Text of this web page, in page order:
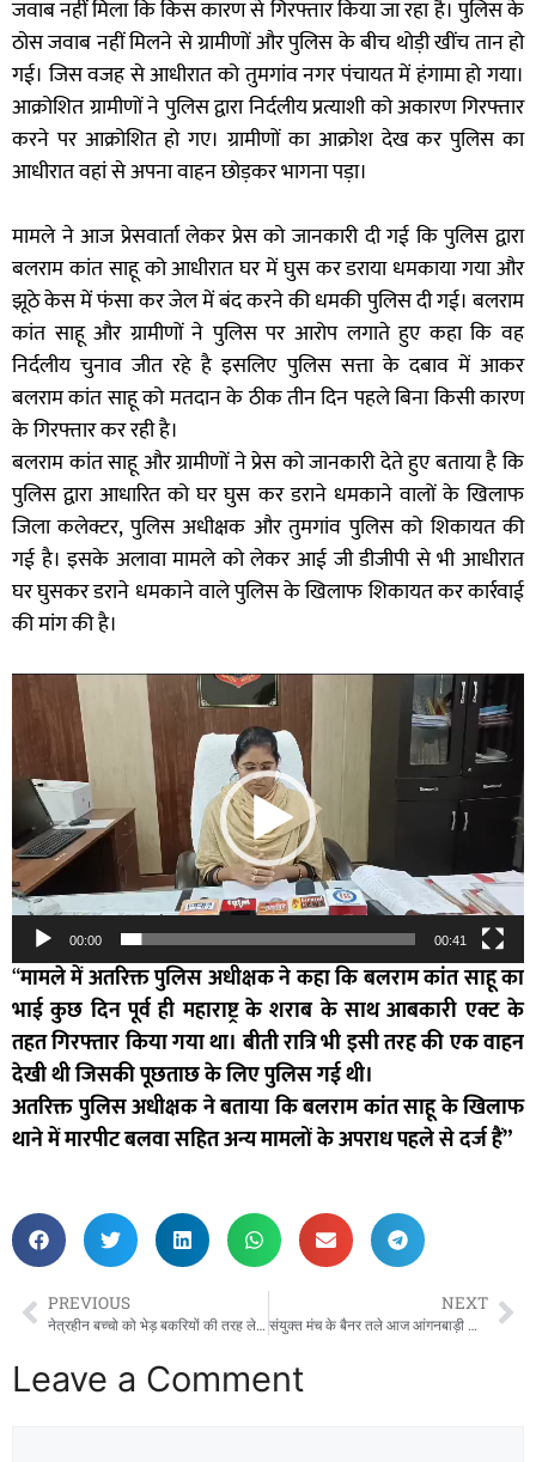
जवाब नहीं मिला कि किस कारण से गिरफ्तार किया जा रहा है। पुलिस के
ठोस जवाब नहीं मिलने से ग्रामीणों और पुलिस के बीच थोड़ी खींच तान हो
गई। जिस वजह से आधीरात को तुमगांव नगर पंचायत में हंगामा हो गया।
आक्रोशित ग्रामीणों ने पुलिस द्वारा निर्दलीय प्रत्याशी को अकारण गिरफ्तार
करने पर आक्रोशित हो गए। ग्रामीणों का आक्रोश देख कर पुलिस का
आधीरात वहां से अपना वाहन छोड़कर भागना पड़ा।
मामले ने आज प्रेसवार्ता लेकर प्रेस को जानकारी दी गई कि पुलिस द्वारा
बलराम कांत साहू को आधीरात घर में घुस कर डराया धमकाया गया और
झूठे केस में फंसा कर जेल में बंद करने की धमकी पुलिस दी गई। बलराम
कांत साहू और ग्रामीणों ने पुलिस पर आरोप लगाते हुए कहा कि वह
निर्दलीय चुनाव जीत रहे है इसलिए पुलिस सत्ता के दबाव में आकर
बलराम कांत साहू को मतदान के ठीक तीन दिन पहले बिना किसी कारण
के गिरफ्तार कर रही है।
बलराम कांत साहू और ग्रामीणों ने प्रेस को जानकारी देते हुए बताया है कि
पुलिस द्वारा आधारित को घर घुस कर डराने धमकाने वालों के खिलाफ
जिला कलेक्टर, पुलिस अधीक्षक और तुमगांव पुलिस को शिकायत की
गई है। इसके अलावा मामले को लेकर आई जी डीजीपी से भी आधीरात
घर घुसकर डराने धमकाने वाले पुलिस के खिलाफ शिकायत कर कार्रवाई
की मांग की है।
Video
Player
00:00 00:41
“मामले में अतरिक्त पुलिस अधीक्षक ने कहा कि बलराम कांत साहू का
भाई कुछ दिन पूर्व ही महाराष्ट्र के शराब के साथ आबकारी एक्ट के
तहत गिरफ्तार किया गया था। बीती रात्रि भी इसी तरह की एक वाहन
देखी थी जिसकी पूछताछ के लिए पुलिस गई थी।
अतरिक्त पुलिस अधीक्षक ने बताया कि बलराम कांत साहू के खिलाफ
थाने में मारपीट बलवा सहित अन्य मामलों के अपराध पहले से दर्ज हैं”
PREVIOUS
नेत्रहीन बच्चो को भेड़ बकरियों की तरह ले जा रही गाड़ी रोकर कलेक्टर ने दिखाई आज इंसानियत! कलेक्टर ने पेश की मानवता की मिशाल।
NEXT
संयुक्त मंच के बैनर तले आज आंगनबाड़ी कार्यकर्ताओं ने अपनी 9 सूत्रीय मांगों को लेकर आज आंगनबाड़ी कार्यकर्ताओं ने पूरे प्रदेश में जिला कलेक्टर और महिला बाल विकास विभाग को ज्ञापन सौंपा।
Leave a Comment